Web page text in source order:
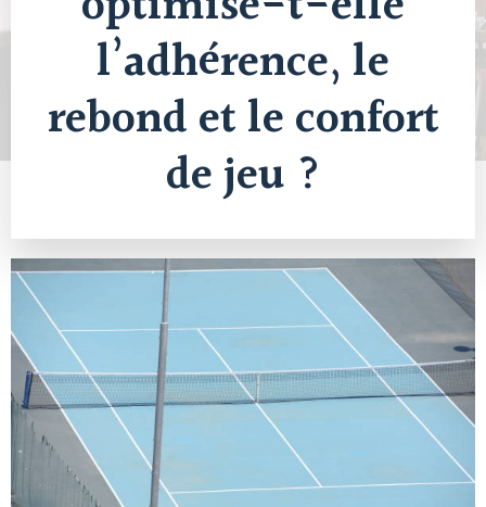
l’adhérence, le
rebond et le confort
de jeu ?